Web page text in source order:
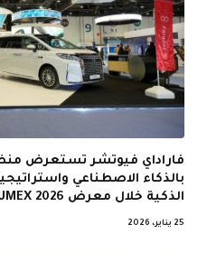
فاراداي فيوتشر تستعرض
بالذكاء الاصطناعي
الذكية خلال معرض UMEX 2026 في أبوظبي
25 يناير، 2026